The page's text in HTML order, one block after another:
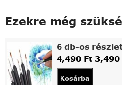
Ezekre még
6 db-os
4,490Ft 3,490
Kosárba